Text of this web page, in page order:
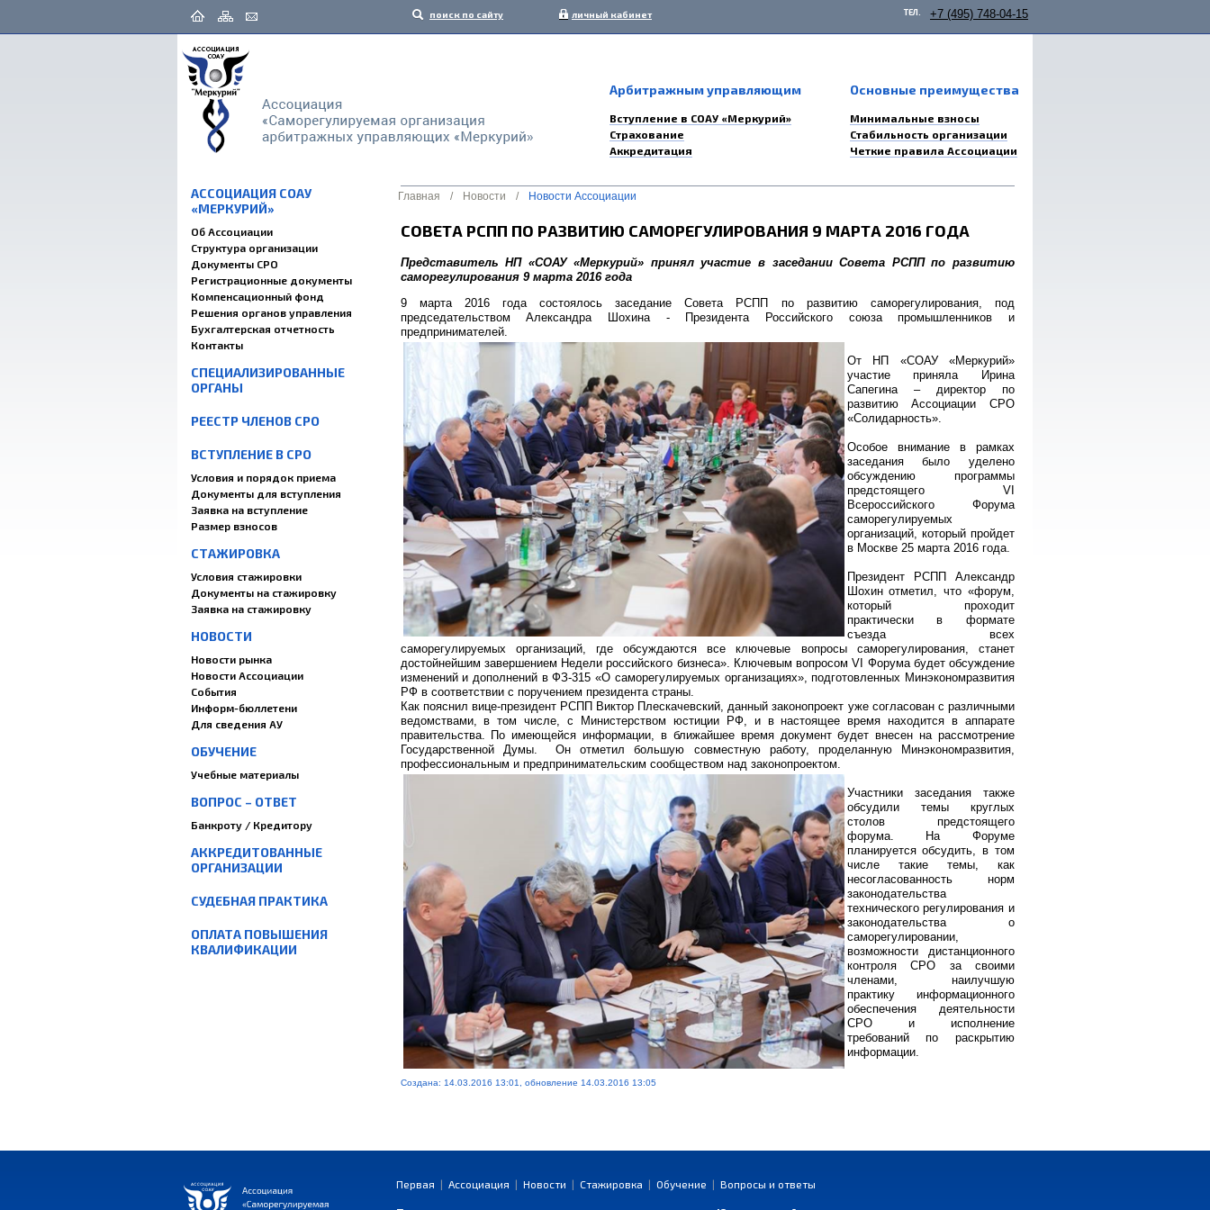
поиск по сайту личный кабинет ТЕЛ. +7 (495) 748-04-15
Арбитражным управляющим
Вступление в СОАУ «Меркурий»
Страхование
Аккредитация
Основные преимущества
Минимальные взносы
Стабильность организации
Четкие правила Ассоциации
АССОЦИАЦИЯ СОАУ
«МЕРКУРИЙ»
Об Ассоциации
Структура организации
Документы СРО
Регистрационные документы
Компенсационный фонд
Решения органов управления
Бухгалтерская отчетность
Контакты
СПЕЦИАЛИЗИРОВАННЫЕ
ОРГАНЫ
РЕЕСТР ЧЛЕНОВ СРО
ВСТУПЛЕНИЕ В СРО
Условия и порядок приема
Документы для вступления
Заявка на вступление
Размер взносов
СТАЖИРОВКА
Условия стажировки
Документы на стажировку
Заявка на стажировку
НОВОСТИ
Новости рынка
Новости Ассоциации
События
Информ-бюллетени
Для сведения АУ
ОБУЧЕНИЕ
Учебные материалы
ВОПРОС – ОТВЕТ
Банкроту / Кредитору
АККРЕДИТОВАННЫЕ
ОРГАНИЗАЦИИ
СУДЕБНАЯ ПРАКТИКА
ОПЛАТА ПОВЫШЕНИЯ
КВАЛИФИКАЦИИ
Главная / Новости / Новости Ассоциации
СОВЕТА РСПП ПО РАЗВИТИЮ САМОРЕГУЛИРОВАНИЯ 9 МАРТА 2016 ГОДА
Представитель НП «СОАУ «Меркурий» принял участие в заседании Совета РСПП по развитию
саморегулирования 9 марта 2016 года
9 марта 2016 года состоялось заседание Совета РСПП по развитию саморегулирования, под
председательством Александра Шохина - Президента Российского союза промышленников и
предпринимателей.
От НП «СОАУ «Меркурий»
участие приняла Ирина
Сапегина – директор по
развитию Ассоциации СРО
«Солидарность».
Особое внимание в рамках
заседания было уделено
обсуждению программы
предстоящего VI
Всероссийского Форума
саморегулируемых
организаций, который пройдет
в Москве 25 марта 2016 года.
Президент РСПП Александр
Шохин отметил, что «форум,
который проходит
практически в формате
съезда всех
саморегулируемых организаций, где обсуждаются все ключевые вопросы саморегулирования, станет
достойнейшим завершением Недели российского бизнеса». Ключевым вопросом VI Форума будет обсуждение
изменений и дополнений в ФЗ-315 «О саморегулируемых организациях», подготовленных Минэкономразвития
РФ в соответствии с поручением президента страны.
Как пояснил вице-президент РСПП Виктор Плескачевский, данный законопроект уже согласован с различными
ведомствами, в том числе, с Министерством юстиции РФ, и в настоящее время находится в аппарате
правительства. По имеющейся информации, в ближайшее время документ будет внесен на рассмотрение
Государственной Думы. Он отметил большую совместную работу, проделанную Минэкономразвития,
профессиональным и предпринимательским сообществом над законопроектом.
Участники заседания также
обсудили темы круглых
столов предстоящего
форума. На Форуме
планируется обсудить, в том
числе такие темы, как
несогласованность норм
законодательства
технического регулирования и
законодательства о
саморегулировании,
возможности дистанционного
контроля СРО за своими
членами, наилучшую
практику информационного
обеспечения деятельности
СРО и исполнение
требований по раскрытию
информации.
Создана: 14.03.2016 13:01, обновление 14.03.2016 13:05
Первая | Ассоциация | Новости | Стажировка | Обучение | Вопросы и ответы